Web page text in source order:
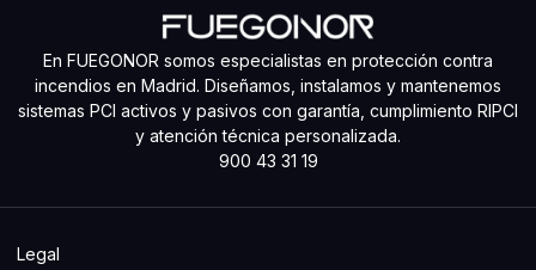
En FUEGONOR somos especialistas en protección contra
incendios en Madrid. Diseñamos, instalamos y mantenemos
sistemas PCI activos y pasivos con garantía, cumplimiento RIPCI
y atención técnica personalizada.
900 43 31 19
Legal